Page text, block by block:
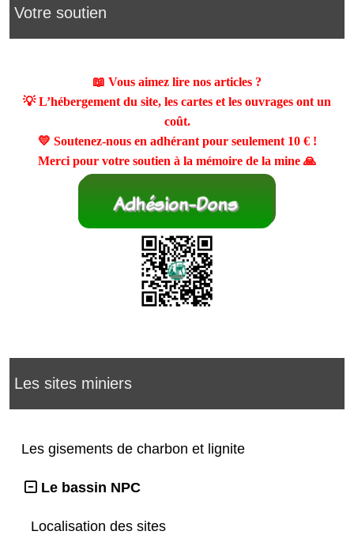
Votre soutien
📖 Vous aimez lire nos articles ?
💡 L’hébergement du site, les cartes et les ouvrages ont un
coût.
💛 Soutenez-nous en adhérant pour seulement 10 €!
Merci pour votre soutien à la mémoire de la mine 🙏
Les sites miniers
Les gisements de charbon et lignite
Le bassin NPC
Localisation des sites